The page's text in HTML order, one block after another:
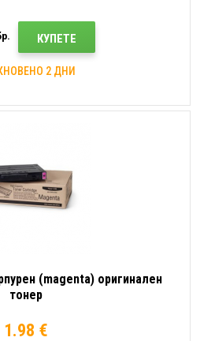
КУПЕТЕ
2 ДНИ
(magenta) оригинален
тонер
1.98 €